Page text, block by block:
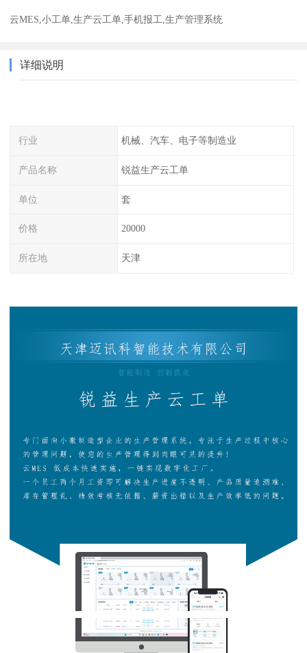
云MES,小工单,生产云工单,手机报工,生产管理系统
详细说明
行业 机械、汽车、电子等制造业
产品名称 锐益生产云工单
单位 套
价格 20000
所在地 天津